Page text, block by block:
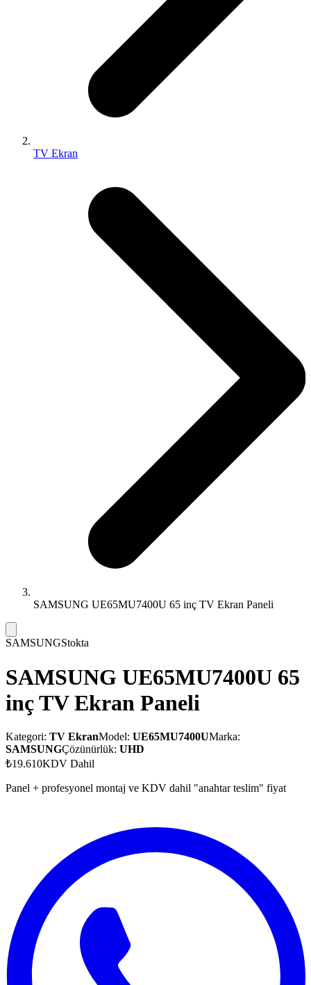
TV Ekran
SAMSUNG UE65MU7400U 65 inç TV Ekran Paneli
SAMSUNGStokta
SAMSUNG UE65MU7400U 65
inç TV Ekran Paneli
Kategori: TV EkranModel: UE65MU7400UMarka:
SAMSUNGÇözünürlük: UHD
₺19.610KDV Dahil
Panel + profesyonel montaj ve KDV dahil "anahtar teslim" fiyat